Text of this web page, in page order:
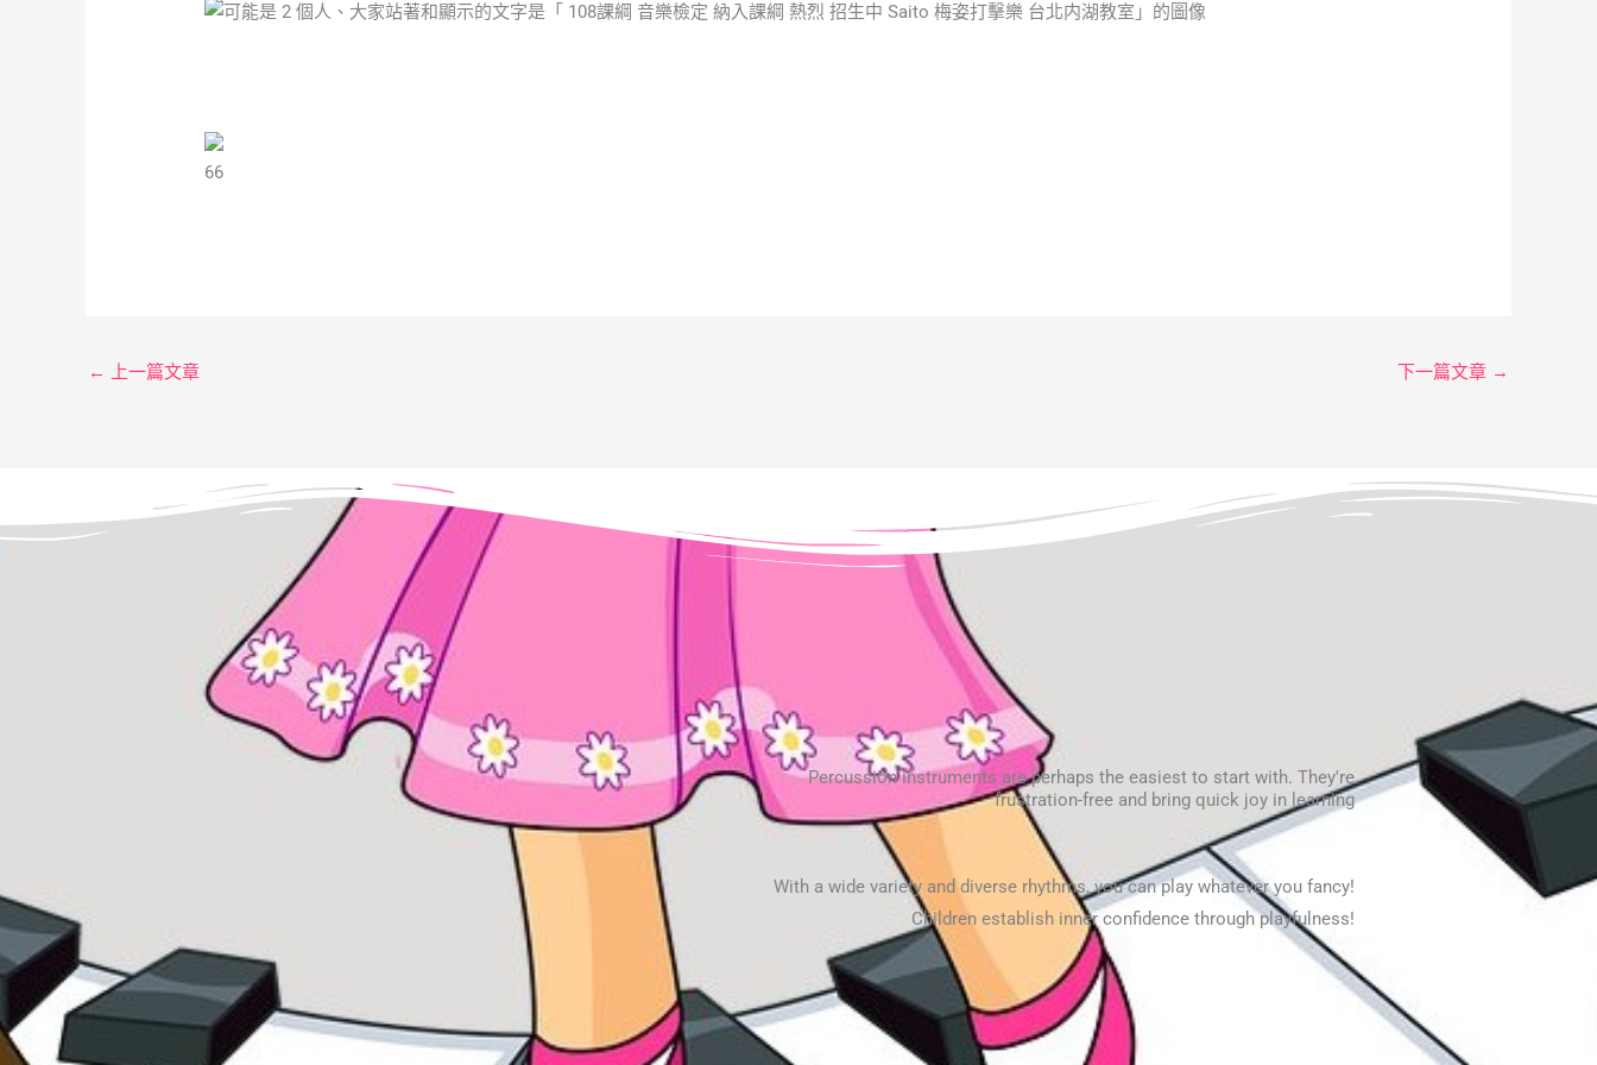
66
← 上一篇文章 下一篇文章 →
Percussion instruments are perhaps the easiest to start with. They're
frustration-free and bring quick joy in learning
With a wide variety and diverse rhythms, you can play whatever you fancy!
Children establish inner confidence through playfulness!